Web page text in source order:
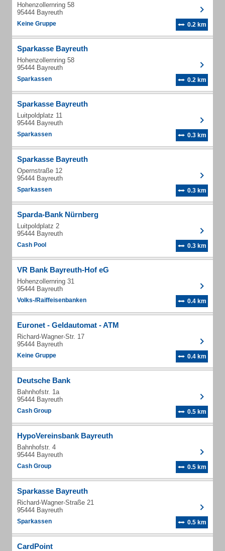
Hohenzollernring 58
95444 Bayreuth
Keine Gruppe 0.2 km
Sparkasse Bayreuth
Hohenzollernring 58
95444 Bayreuth
Sparkassen 0.2 km
Sparkasse Bayreuth
Luitpoldplatz 11
95444 Bayreuth
Sparkassen 0.3 km
Sparkasse Bayreuth
Opernstraße 12
95444 Bayreuth
Sparkassen 0.3 km
Sparda-Bank Nürnberg
Luitpoldplatz 2
95444 Bayreuth
Cash Pool 0.3 km
VR Bank Bayreuth-Hof eG
Hohenzollernring 31
95444 Bayreuth
Volks-/Raiffeisenbanken 0.4 km
Euronet - Geldautomat - ATM
Richard-Wagner-Str. 17
95444 Bayreuth
Keine Gruppe 0.4 km
Deutsche Bank
Bahnhofstr. 1a
95444 Bayreuth
Cash Group 0.5 km
HypoVereinsbank Bayreuth
Bahnhofstr. 4
95444 Bayreuth
Cash Group 0.5 km
Sparkasse Bayreuth
Richard-Wagner-Straße 21
95444 Bayreuth
Sparkassen 0.5 km
CardPoint